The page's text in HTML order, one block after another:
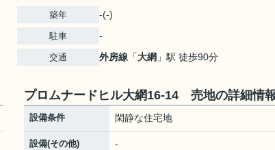
築年 -(-)
駐車 -
交通 外房線 「大網 」駅 徒歩90分
プロムナードヒル大網16-14 売地の詳細情
設備条件 閑静な住宅地
設備(その他) -